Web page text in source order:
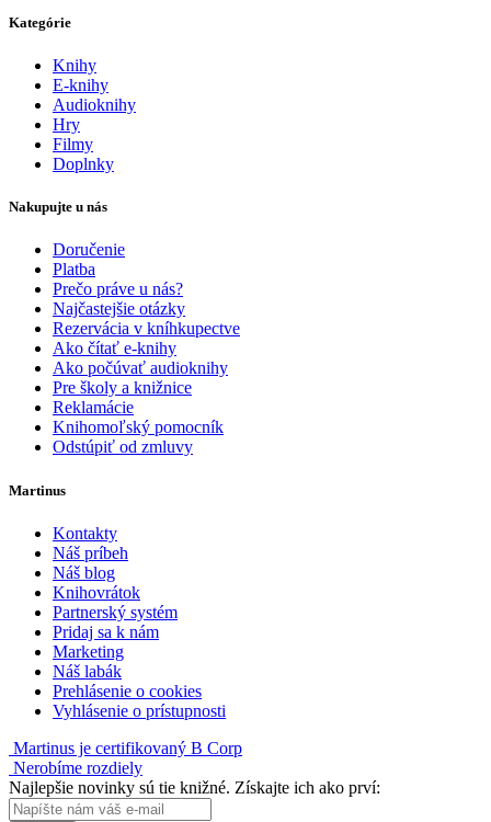
Kategórie
Knihy
E-knihy
Audioknihy
Hry
Filmy
Doplnky
Nakupujte u nás
Doručenie
Platba
Prečo práve u nás?
Najčastejšie otázky
Rezervácia v kníhkupectve
Ako čítať e-knihy
Ako počúvať audioknihy
Pre školy a knižnice
Reklamácie
Knihomoľský pomocník
Odstúpiť od zmluvy
Martinus
Kontakty
Náš príbeh
Náš blog
Knihovrátok
Partnerský systém
Pridaj sa k nám
Marketing
Náš labák
Prehlásenie o cookies
Vyhlásenie o prístupnosti
Martinus je certifikovaný B Corp
Nerobíme rozdiely
Najlepšie novinky sú tie knižné. Získajte ich ako prví: